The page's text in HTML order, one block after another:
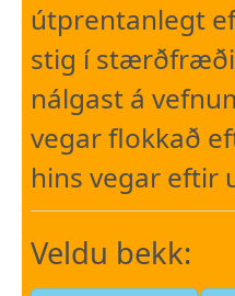
útprentanlegt
stig í
nálgast á
vegar flokkað
hins vegar eftir
Veldu bekk: